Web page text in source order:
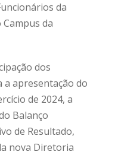
da
da
dos
a apresentação do
de 2024, a
Balanço
de Resultado,
nova Diretoria